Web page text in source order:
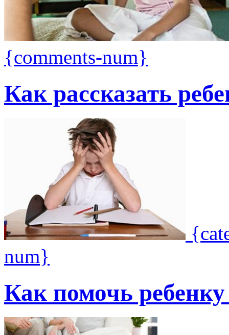
{comments-num}
Как рассказать
num}
Как помочь ребенку